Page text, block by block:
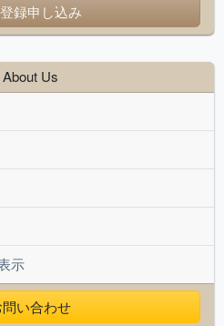
録申し込み
About Us
示
問い合わせ